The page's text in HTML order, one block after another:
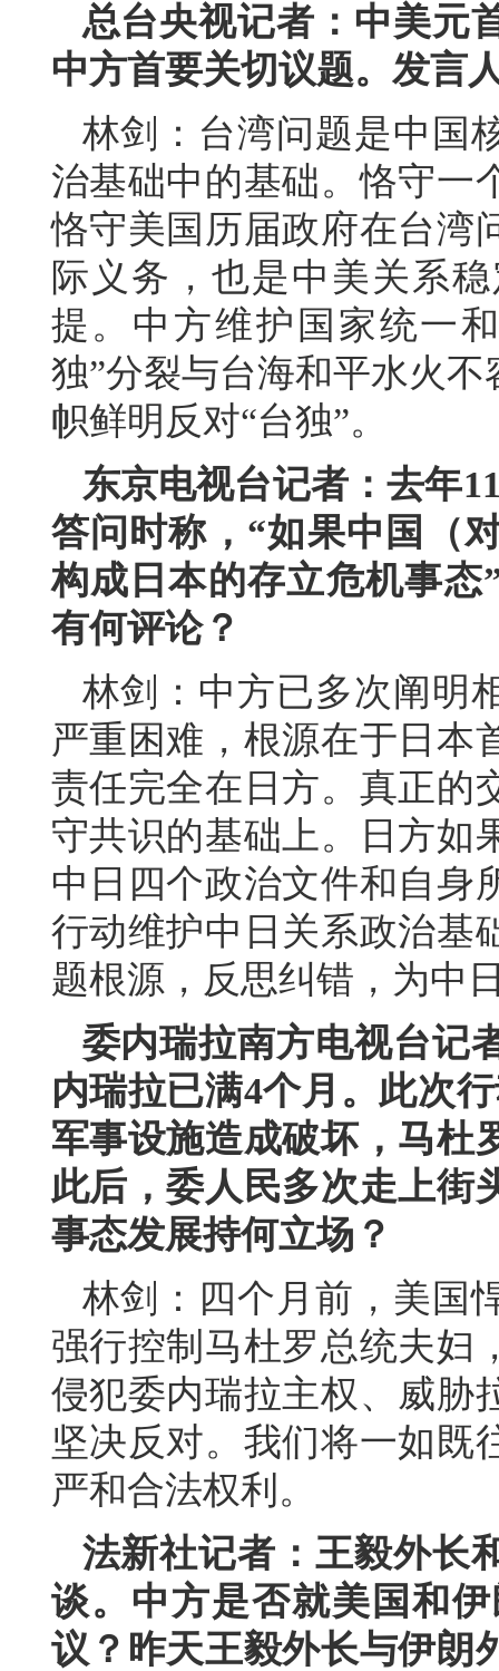
总台央视记者：中美元
中方首要关切议题。发言
林剑：台湾问题是中国
治基础中的基础。恪守一
恪守美国历届政府在台湾
际义务，也是中美关系
提。中方维护国家统一
独”分裂与台海和平水火
帜鲜明反对“台独”。
东京电视台记者：去年
答问时称，“如果中国（
构成日本的存立危机事
有何评论？
林剑：中方已多次阐明
严重困难，根源在于日本
责任完全在日方。真正的
守共识的基础上。日方如
中日四个政治文件和自身
行动维护中日关系政治基
题根源，反思纠错，为中
委内瑞拉南方电视台记
内瑞拉已满4个月。此次
军事设施造成破坏，马杜
此后，委人民多次走上街
事态发展持何立场？
林剑：四个月前，美国
强行控制马杜罗总统夫妇
侵犯委内瑞拉主权、威胁
坚决反对。我们将一如既
严和合法权利。
法新社记者：王毅外长
谈。中方是否就美国和
议？昨天王毅外长与伊朗